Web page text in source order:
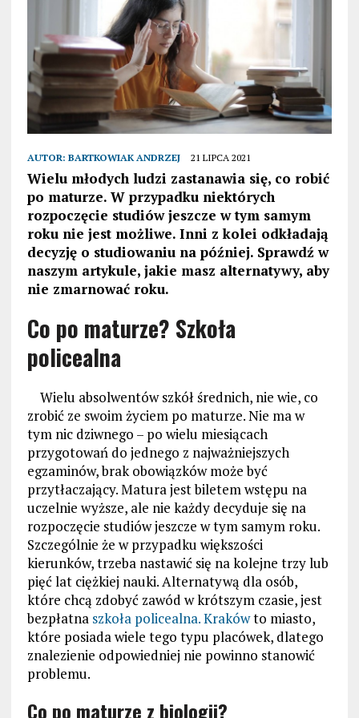
AUTOR: BARTKOWIAK ANDRZEJ 21 LIPCA 2021
Wielu młodych ludzi zastanawia się, co robić
po maturze. W przypadku niektórych
rozpoczęcie studiów jeszcze w tym samym
roku nie jest możliwe. Inni z kolei odkładają
decyzję o studiowaniu na później. Sprawdź w
naszym artykule, jakie masz alternatywy, aby
nie zmarnować roku.
Co po maturze? Szkoła
policealna
Wielu absolwentów szkół średnich, nie wie, co
zrobić ze swoim życiem po maturze. Nie ma w
tym nic dziwnego – po wielu miesiącach
przygotowań do jednego z najważniejszych
egzaminów, brak obowiązków może być
przytłaczający. Matura jest biletem wstępu na
uczelnie wyższe, ale nie każdy decyduje się na
rozpoczęcie studiów jeszcze w tym samym roku.
Szczególnie że w przypadku większości
kierunków, trzeba nastawić się na kolejne trzy lub
pięć lat ciężkiej nauki. Alternatywą dla osób,
które chcą zdobyć zawód w krótszym czasie, jest
bezpłatna szkoła policealna. Krakówto miasto,
które posiada wiele tego typu placówek, dlatego
znalezienie odpowiedniej nie powinno stanowić
problemu.
Co po maturze z biologii?